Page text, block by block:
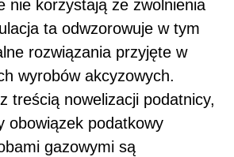
nie korzystają ze zwolnienia
ta odwzorowuje w tym
rozwiązania przyjęte w
wyrobów akcyzowych.
treścią nowelizacji podatnicy,
obowiązek podatkowy
gazowymi są